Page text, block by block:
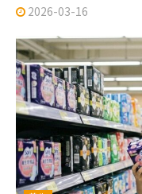
2026-03-16